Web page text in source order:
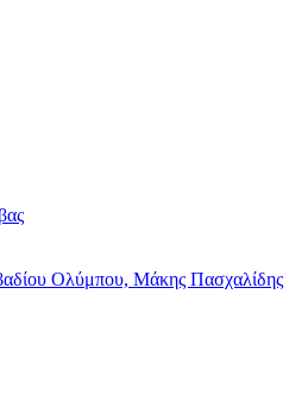
Ολύμπου, Μάκης Πασχαλίδης